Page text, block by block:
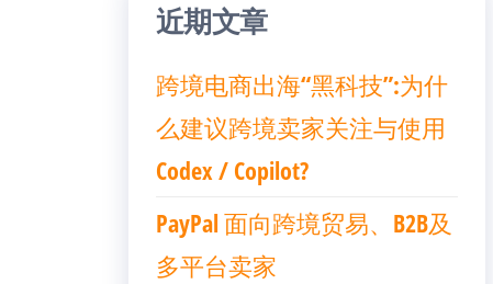
近期文章
跨境电商出海“黑科技”:为什
么建议跨境卖家关注与使用
Codex / Copilot?
PayPal 面向跨境贸易、B2B及
多平台卖家